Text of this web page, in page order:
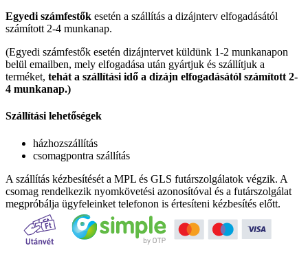
Egyedi számfestők esetén a szállítás a dizájnterv elfogadásától
számított 2-4 munkanap.
(Egyedi számfestők esetén dizájntervet küldünk 1-2 munkanapon
belül emailben, mely elfogadása után gyártjuk és szállítjuk a
terméket, tehát a szállítási idő a dizájn elfogadásától számított 2-
4 munkanap.)
Szállítási lehetőségek
házhozszállítás
csomagpontra szállítás
A szállítás kézbesítését a MPL és GLS futárszolgálatok végzik. A
csomag rendelkezik nyomkövetési azonosítóval és a futárszolgálat
megpróbálja ügyfeleinket telefonon is értesíteni kézbesítés előtt.